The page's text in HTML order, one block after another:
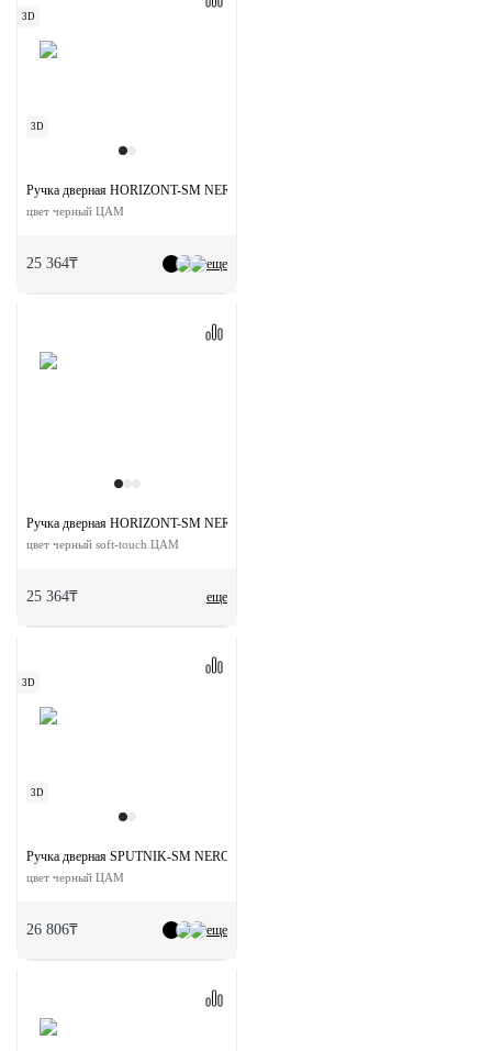
3D
3D
еще
Ручка дверная HORIZONT-SM NERO раздельная без розетки
цвет черный ЦАМ
25 364₸
еще
Ручка дверная HORIZONT-SM NERO-ST с невидимой квадратной розеткой
цвет черный soft-touch ЦАМ
25 364₸
3D
3D
еще
Ручка дверная SPUTNIK-SM NERO раздельная без розетки
цвет черный ЦАМ
26 806₸